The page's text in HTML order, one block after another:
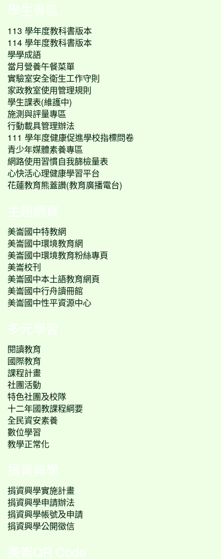
學生專區
113 學年度教科書版本
114 學年度教科書版本
學學成語
當月營養午餐菜單
實驗室安全衛生工作守則
家政教室使用管理規則
學生課表(維護中)
施測與評量專區
行動載具管理辦法
111 學年度健康促進學校指標問卷
青少年媒體素養專區
網路使用習慣自我篩檢量表
心快活心理健康學習平台
花蓮教育熊蓋讚(教育廣播電台)
主題網頁
美崙國中特教網
美崙國中環境教育網
美崙國中環境教育粉絲專頁
美崙校刊
美崙國中本土語教育網頁
美崙國中行舟讀冊館
美崙國中性平資源中心
多元學習
閱讀教育
國際教育
課程計畫
社團活動
特色社團及校隊
十二年國教課程綱要
全民資安素養
數位學習
教學正常化
捐資興學
捐資興學實施計畫
捐資興學申請辦法
捐資興學帳號及申請
捐資興學公開徵信
美崙QR Code